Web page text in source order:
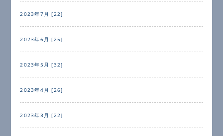
2023年7月 [22]
2023年6月 [25]
2023年5月 [32]
2023年4月 [26]
2023年3月 [22]